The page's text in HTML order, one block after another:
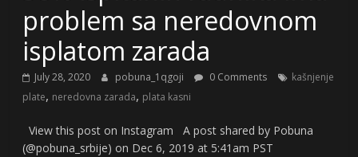
problem sa neredovnom
isplatom zarada
July 28, 2020 pobuna_1qgoji 0 Comments
kašnjenje
plate, neredovna zarada, plata kasni
View this post on Instagram A post shared by Pobuna
(@pobuna_srbije) on Dec 6, 2019 at 5:41am PST